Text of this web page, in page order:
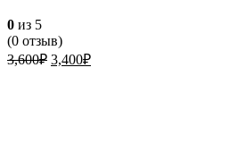
0 из 5
(0 отзыв)
3,600₽ Первоначальная
3,400₽Текущая